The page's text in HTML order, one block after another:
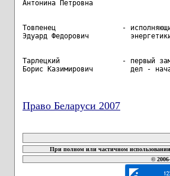
Товпенец                - исполняющий
Тарлецкий               - первый
Борис Казимирович         дел -
Право Беларуси 2007
При полном или частичном
©